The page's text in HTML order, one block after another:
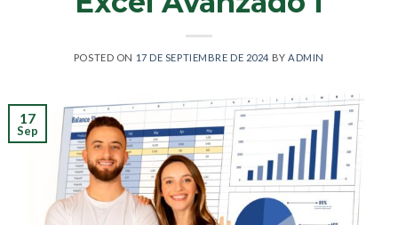
POSTED ON 17 DE SEPTIEMBRE DE 2024 BYADMIN
17
Sep